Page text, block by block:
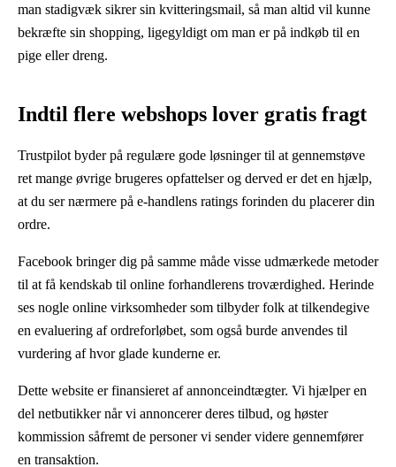
man stadigvæk sikrer sin kvitteringsmail, så man altid vil kunne
bekræfte sin shopping, ligegyldigt om man er på indkøb til en
pige eller dreng.
Indtil flere webshops lover gratis fragt
Trustpilot byder på regulære gode løsninger til at gennemstøve
ret mange øvrige brugeres opfattelser og derved er det en hjælp,
at du ser nærmere på e-handlens ratings forinden du placerer din
ordre.
Facebook bringer dig på samme måde visse udmærkede metoder
til at få kendskab til online forhandlerens troværdighed. Herinde
ses nogle online virksomheder som tilbyder folk at tilkendegive
en evaluering af ordreforløbet, som også burde anvendes til
vurdering af hvor glade kunderne er.
Dette website er finansieret af annonceindtægter. Vi hjælper en
del netbutikker når vi annoncerer deres tilbud, og høster
kommission såfremt de personer vi sender videre gennemfører
en transaktion.